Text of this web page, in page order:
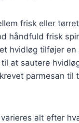
frisk eller
håndfuld frisk
hvidløg tilføjer
til at sautere
parmesan til
alt efter